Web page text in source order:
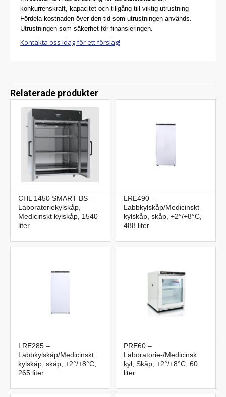
konkurrenskraft, kapacitet och tillgång till viktig utrustning
Fördela kostnaden över den tid som utrustningen används.
Utrustningen som säkerhet för finansieringen.
Kontakta oss idag för ett förslag!
Relaterade produkter
CHL 1450 SMART BS –
Laboratoriekylskåp,
Medicinskt kylskåp, 1540
liter
LRE490 –
Labbkylskåp/Medicinskt
kylskåp, skåp, +2°/+8°C,
488 liter
LRE285 –
Labbkylskåp/Medicinskt
kylskåp, skåp, +2°/+8°C,
265 liter
PRE60 –
Laboratorie-/Medicinsk
kyl, Skåp, +2°/+8°C, 60
liter